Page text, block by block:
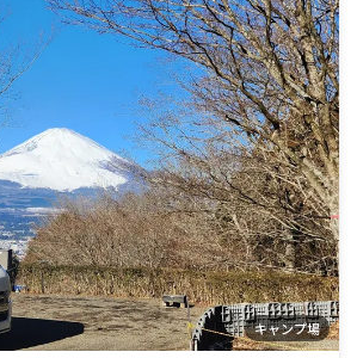
キャンプ場